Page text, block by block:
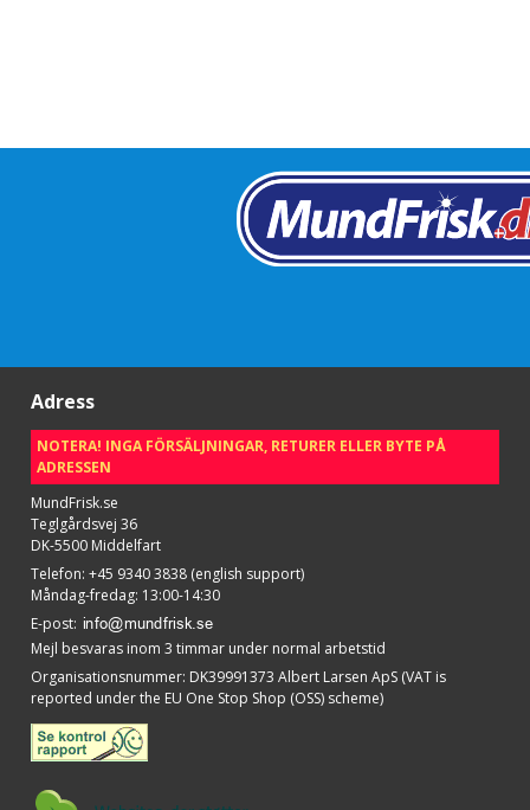
Adress
NOTERA! INGA FÖRSÄLJNINGAR, RETURER ELLER BYTE PÅ
ADRESSEN
MundFrisk.se
Teglgårdsvej 36
DK-5500 Middelfart
Telefon: +45 9340 3838 (english support)
Måndag-fredag: 13:00-14:30
E-post:
Mejl besvaras inom 3 timmar under normal arbetstid
Organisationsnummer: DK39991373 Albert Larsen ApS (VAT is
reported under the EU One Stop Shop (OSS) scheme)